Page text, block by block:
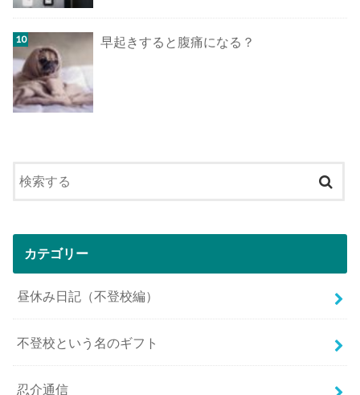
早起きすると腹痛になる？
カテゴリー
昼休み日記（不登校編）
不登校という名のギフト
忍介通信